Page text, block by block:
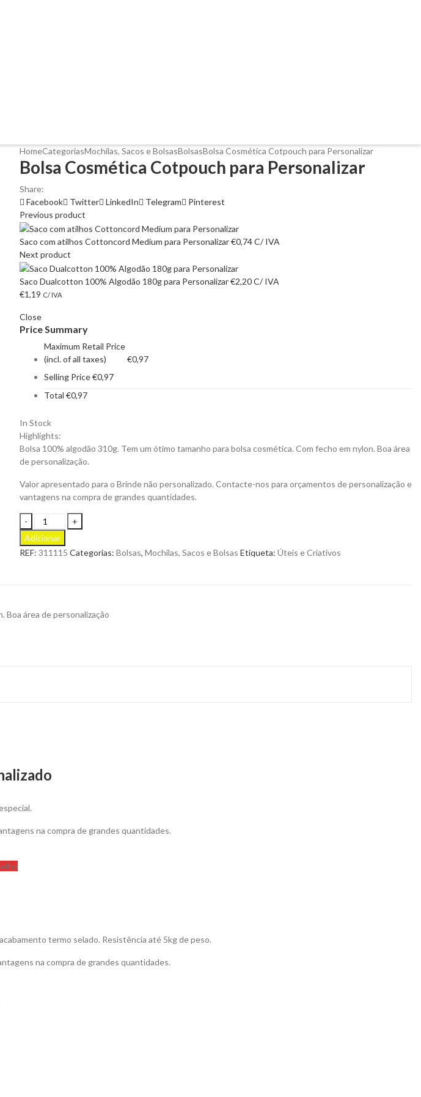
HomeCategoriasMochilas, Sacos e BolsasBolsasBolsa Cosmética Cotpouch para Personalizar
Bolsa Cosmética Cotpouch para Personalizar
Share:
Facebook
Twitter LinkedIn Telegram
Pinterest
Previous product
Saco com atilhos Cottoncord Medium para Personalizar€0,74C/ IVA
Next product
Saco Dualcotton 100% Algodão 180g para Personalizar€2,20C/ IVA
€1,19 C/ IVA
Close
Price Summary
Maximum Retail Price
(incl. of all taxes)
€0,97
Selling Price€0,97
Total €0,97
In Stock
Highlights:
Bolsa 100% algodão 310g. Tem um ótimo tamanho para bolsa cosmética. Com fecho em nylon. Boa área
de personalização.
Valor apresentado para o Brinde não personalizado. Contacte-nos para orçamentos de personalização e
vantagens na compra de grandes quantidades.
Bolsa
Cosmética
Cotpouch
para
Adicionar
REF: 311115 Categorias: Bolsas, Mochilas, Sacos e Bolsas Etiqueta: Úteis e Criativos
Boa área de personalização
na compra de grandes quantidades.
termo selado. Resistência até 5kg de peso.
na compra de grandes quantidades.